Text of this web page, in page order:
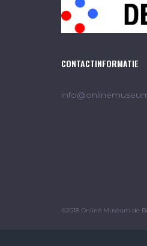
CONTACTINFORMATIE
©2018 Online Museum de